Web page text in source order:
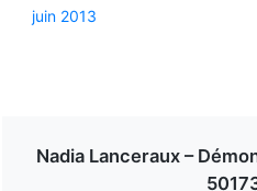
juin 2013
Nadia Lanceraux –